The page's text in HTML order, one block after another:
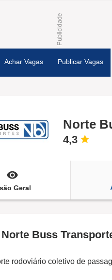
Achar Vagas Publicar Vagas
Norte
4,3
Geral
Buss
rodoviário coletivo de